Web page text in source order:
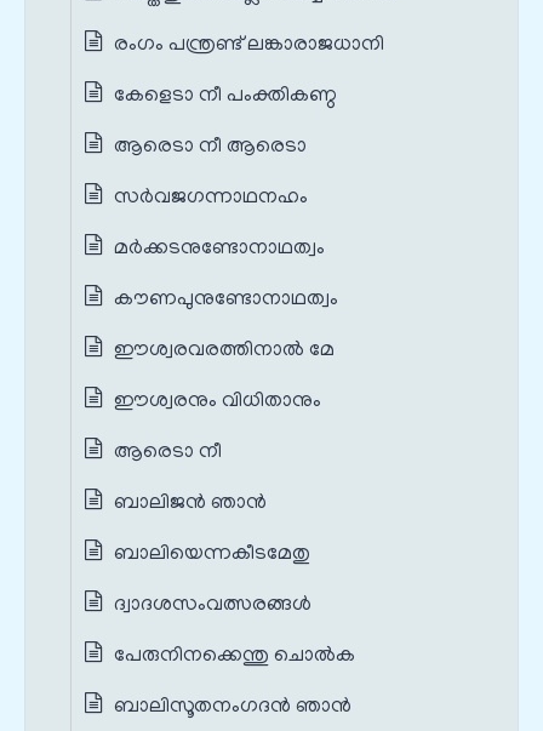
രംഗം പന്ത്രണ്ട് ലങ്കാരാജധാനി
കേളെടാ നീ പംക്തികണ്ഠ
ആരെടാ നീ ആരെടാ
സർവജഗന്നാഥനഹം
മർക്കടനുണ്ടോനാഥത്വം
കൗണപുനുണ്ടോനാഥത്വം
ഈശ്വരവരത്തിനാൽ മേ
ഈശ്വരനും വിധിതാനും
ആരെടാ നീ
ബാലിജൻ ഞാൻ
ബാലിയെന്നകീടമേതു
ദ്വാദശസംവത്സരങ്ങൾ
പേരുനിനക്കെന്തു ചൊൽക
ബാലിസൂതനംഗദൻ ഞാൻ